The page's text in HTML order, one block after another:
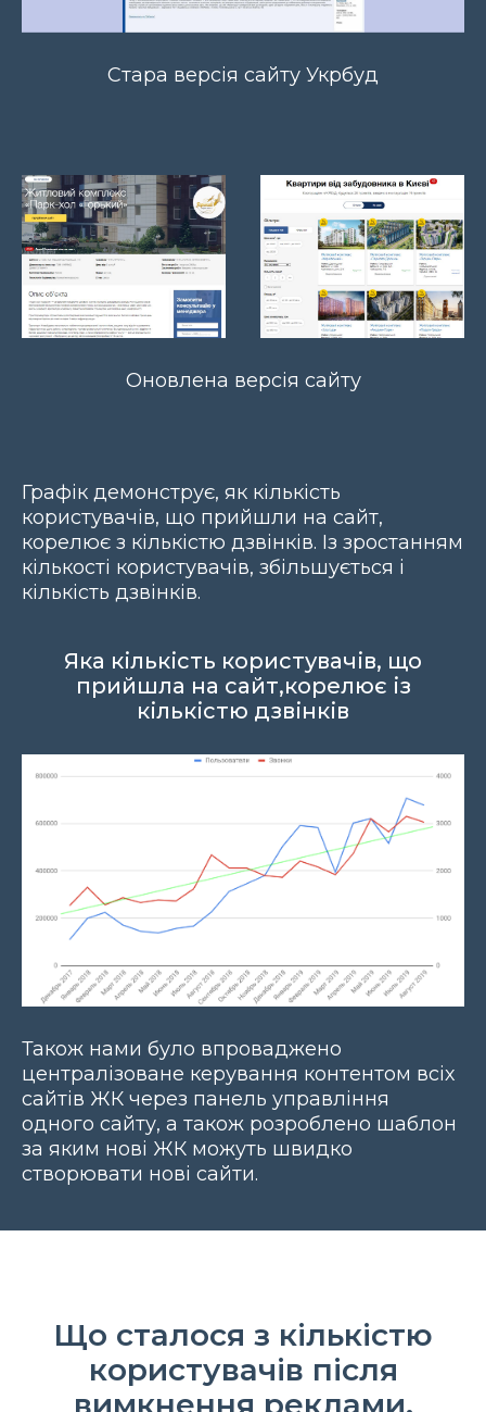
Стара версія сайту Укрбуд
Оновлена версія сайту
Графік демонструє, як кількість
користувачів, що прийшли на сайт,
корелює з кількістю дзвінків. Із зростанням
кількості користувачів, збільшується і
кількість дзвінків.
Яка кількість користувачів, що
прийшла на сайт,корелює із
кількістю дзвінків
Також нами було впроваджено
централізоване керування контентом всіх
сайтів ЖК через панель управління
одного сайту, а також розроблено шаблон
за яким нові ЖК можуть швидко
створювати нові сайти.
Що сталося з кількістю
користувачів після
вимкнення реклами.